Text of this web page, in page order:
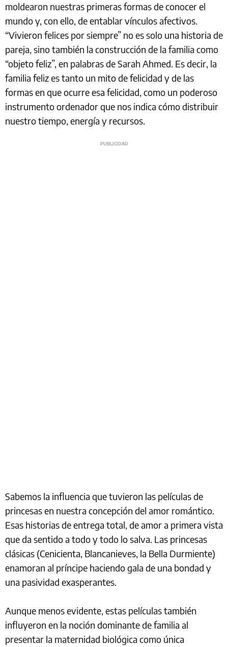
moldearon nuestras primeras formas de conocer el
mundo y, con ello, de entablar vínculos afectivos.
“Vivieron felices por siempre” no es solo una historia de
pareja, sino también la construcción de la familia como
“objeto feliz”, en palabras de Sarah Ahmed. Es decir, la
familia feliz es tanto un mito de felicidad y de las
formas en que ocurre esa felicidad, como un poderoso
instrumento ordenador que nos indica cómo distribuir
nuestro tiempo, energía y recursos.
Sabemos la influencia que tuvieron las películas de
princesas en nuestra concepción del amor romántico.
Esas historias de entrega total, de amor a primera vista
que da sentido a todo y todo lo salva. Las princesas
clásicas (Cenicienta, Blancanieves, la Bella Durmiente)
enamoran al príncipe haciendo gala de una bondad y
una pasividad exasperantes.
Aunque menos evidente, estas películas también
influyeron en la noción dominante de familia al
presentar la maternidad biológica como única